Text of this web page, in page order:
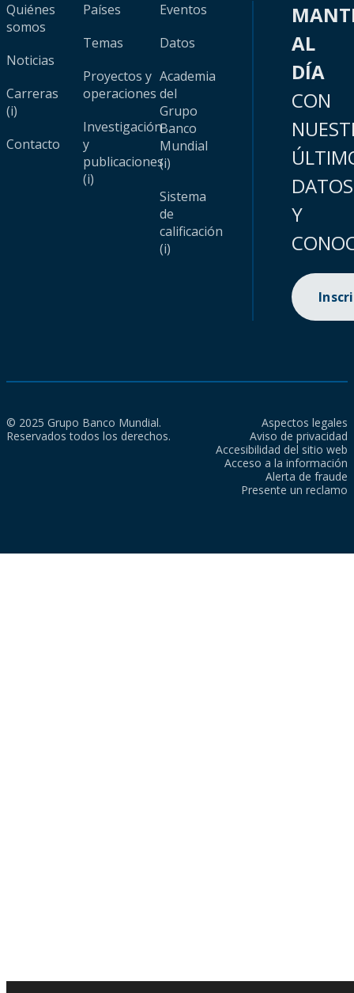
Quiénes
somos
Noticias
Carreras
(i)
Contacto
Países
Temas
Proyectos y
operaciones
Investigación
y
publicaciones
(i)
Eventos
Datos
Academia
del
Grupo
Banco
Mundial
(i)
Sistema
de
calificación
(i)
AL
DÍA
CON
DATOS
Y
© 2025 Grupo Banco Mundial.
Reservados todos los derechos.
Aspectos legales
Aviso de privacidad
Accesibilidad del sitio web
Acceso a la información
Alerta de fraude
Presente un reclamo